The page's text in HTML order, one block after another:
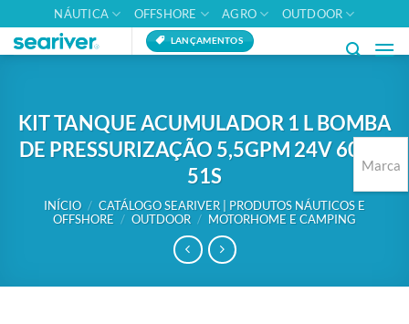
to
content
NÁUTICA OFFSHORE AGRO OUTDOOR
LANÇAMENTOS
KIT TANQUE ACUMULADOR 1 L BOMBA
DE PRESSURIZAÇÃO 5,5GPM 24V 60PSI
51S
INÍCIO / CATÁLOGO SEARIVER | PRODUTOS NÁUTICOS E
OFFSHORE / OUTDOOR / MOTORHOME E CAMPING
Marca